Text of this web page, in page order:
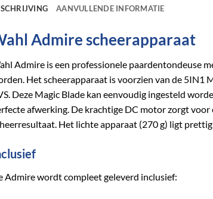
AANVULLENDE INFORMATIE
Admire scheerapparaat
Admire is een professionele paardentondeuse
Het scheerapparaat is voorzien van de 5IN1
Deze Magic Blade kan eenvoudig ingesteld
afwerking. De krachtige DC motor zorgt
Het lichte apparaat (270 g) ligt
Admire wordt compleet geleverd inclusief: